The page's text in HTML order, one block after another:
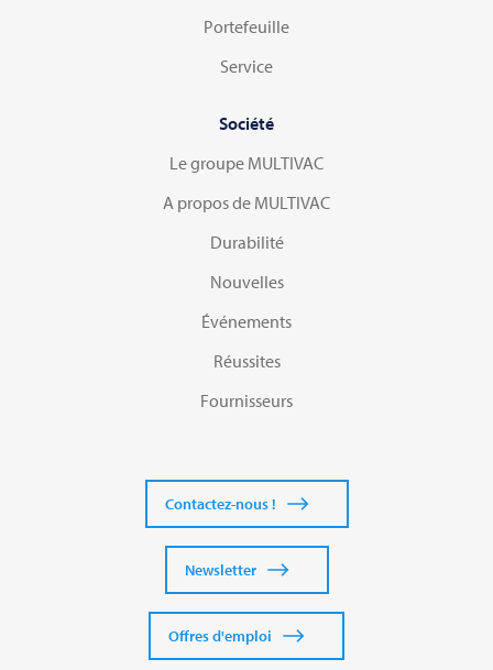
Portefeuille
Service
Société
Le groupe MULTIVAC
A propos de MULTIVAC
Durabilité
Nouvelles
Événements
Réussites
Fournisseurs
Contactez-nous !
Newsletter
Offres d'emploi